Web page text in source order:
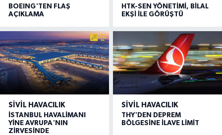
BOEING'TEN FLAŞ
AÇIKLAMA
HTK-SEN YÖNETİMİ, BİLAL
EKŞİ İLE GÖRÜŞTÜ
SIVIL HAVACILIK
İSTANBUL HAVALİMANI
YİNE AVRUPA'NIN
ZİRVESİNDE
SIVIL HAVACILIK
THY'DEN DEPREM
BÖLGESİNE İLAVE LİMİT